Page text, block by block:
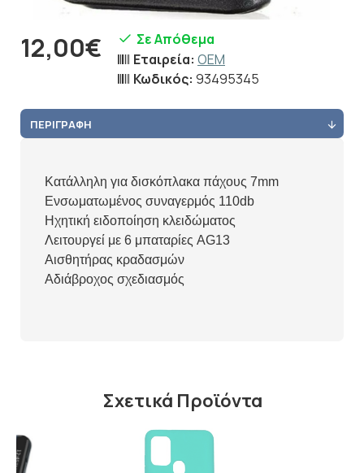
12,00€
Σε Απόθεμα
Εταιρεία: OEM
Κωδικός: 93495345
ΠΕΡΙΓΡΑΦΉ
Κατάλληλη για δισκόπλακα πάχους 7mm
Ενσωματωμένος συναγερμός 110db​
Ηχητική ειδοποίηση κλειδώματος
Λειτουργεί με 6 μπαταρίες AG13
Αισθητήρας κραδασμών
Αδιάβροχος σχεδιασμός
Σχετικά Προϊόντα